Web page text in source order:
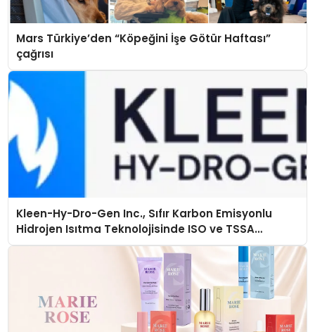
Mars Türkiye’den “Köpeğini İşe Götür Haftası”
çağrısı
Kleen-Hy-Dro-Gen Inc., Sıfır Karbon Emisyonlu
Hidrojen Isıtma Teknolojisinde ISO ve TSSA
Düzenleyici Onaylarını Aldı